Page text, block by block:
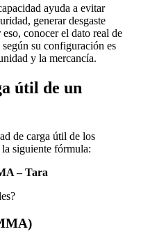
ayuda a evitar
generar desgaste
conocer el dato real de
según su configuración es
y la mercancía.
útil de un
de carga útil de los
siguiente fórmula:
– Tara